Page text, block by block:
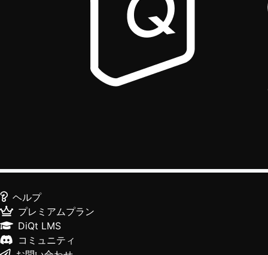
ヘルプ
プレミアムプラン
DiQt LMS
コミュニティ